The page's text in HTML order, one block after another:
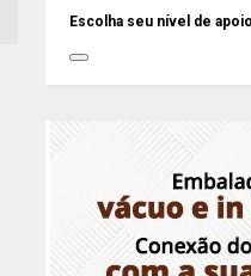
Escolha seu nível de